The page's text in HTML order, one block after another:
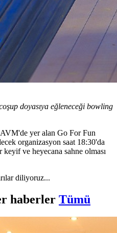
doyasıya eğleneceği bowling
yer alan Go For Fun
organizasyon saat 18:30'da
ve heyecana sahne olması
diliyoruz...
haberler Tümü